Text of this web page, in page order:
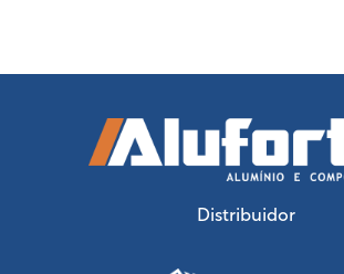
Distribuidor